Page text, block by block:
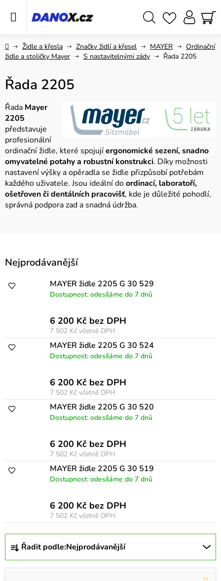
DomůŽidle a křesla Značky židlí a křesel MAYER
Ordinační
židle a stoličky Mayer
S nastavitelnými zády Řada 2205
Řada 2205
Řada Mayer
2205
představuje
profesionální
ordinační židle, které spojujíergonomické sezení, snadno
omyvatelné potahy a robustní konstrukci. Díky možnosti
nastavení výšky a opěradla se židle přizpůsobí potřebám
každého uživatele. Jsou ideální doordinací, laboratoří,
ošetřoven či dentálních pracovišť, kde je důležité pohodlí,
správná podpora zad a snadná údržba.
Nejprodávanější
MAYER židle 2205 G 30 529
Dostupnost: odesíláme do 7 dnů
7 502 Kč včetně DPH
6 200 Kč bez DPH
MAYER židle 2205 G 30 524
Dostupnost: odesíláme do 7 dnů
7 502 Kč včetně DPH
6 200 Kč bez DPH
MAYER židle 2205 G 30 520
Dostupnost: odesíláme do 7 dnů
7 502 Kč včetně DPH
6 200 Kč bez DPH
MAYER židle 2205 G 30 519
Dostupnost: odesíláme do 7 dnů
7 502 Kč včetně DPH
6 200 Kč bez DPH
Ř
a
z
Řadit podle:Nejprodávanější
V
ý
p
r
k